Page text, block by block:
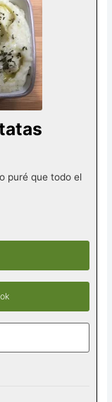
puré que todo el